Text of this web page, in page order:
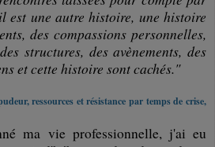
est une autre histoire, une histoire
des compassions personnelles,
structures, des avènements, des
et cette histoire sont cachés."
ressources et résistance par temps de crise,
ma vie professionnelle, j'ai eu